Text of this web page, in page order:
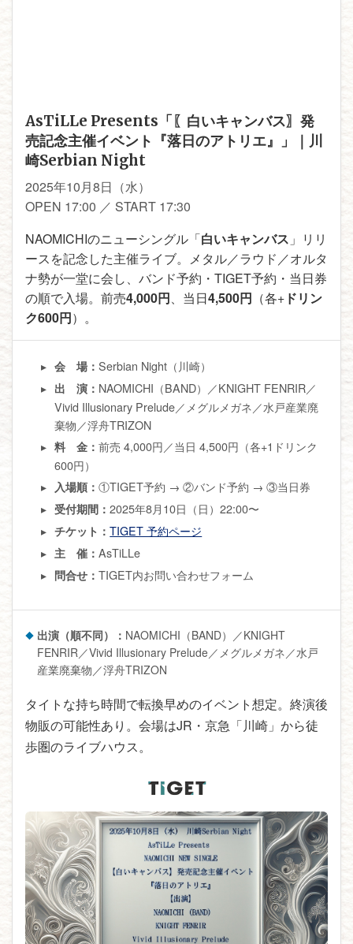
AsTiLLe Presents「〖白いキャンバス〗発
売記念主催イベント『落日のアトリエ』」｜川
崎Serbian Night
2025年10月8日（水）
OPEN 17:00 ／ START 17:30
NAOMICHIのニューシングル「白いキャンバス 」リリ
ースを記念した主催ライブ。メタル／ラウド／オルタ
ナ勢が一堂に会し、バンド予約・TIGET予約・当日券
の順で入場。前売4,000円、当日4,500円 （各+ ドリン
ク600円）。
会 場：Serbian Night（川崎）
出 演： NAOMICHI（BAND）／KNIGHT FENRIR／
Vivid Illusionary Prelude／メグルメガネ／水戸産業廃
棄物／浮舟TRIZON
料 金：前売 4,000円／当日 4,500円（各+1ドリンク
600円）
入場順：①TIGET予約 → ②バンド予約 → ③当日券
受付期間：2025年8月10日（日）22:00〜
チケット：TIGET 予約ページ
主 催：AsTiLLe
問合せ：TIGET内お問い合わせフォーム
出演（順不同）： NAOMICHI（BAND）／KNIGHT
FENRIR／Vivid Illusionary Prelude／メグルメガネ／水戸
産業廃棄物／浮舟TRIZON
タイトな持ち時間で転換早めのイベント想定。終演後
物販の可能性あり。会場はJR・京急「川崎」から徒
歩圏のライブハウス。